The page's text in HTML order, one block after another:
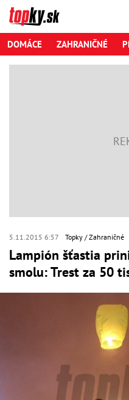
DOMÁCE ZAHRANIČNÉ
5.11.2015 6:57 Topky Zahraničné
Lampión šťastia
smolu: Trest za 50